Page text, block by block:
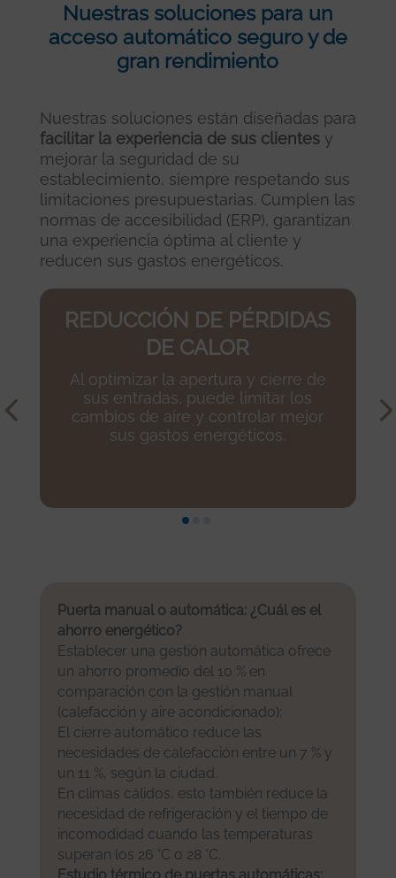
Nuestras soluciones para un
acceso automático seguro y de
gran rendimiento
Nuestras soluciones están diseñadas para
facilitar la experiencia de sus clientesy
mejorar la seguridad de su
establecimiento, siempre respetando sus
limitaciones presupuestarias. Cumplen las
normas de accesibilidad (ERP), garantizan
una experiencia óptima al cliente y
reducen sus gastos energéticos.
REDUCCIÓN DE PÉRDIDAS
DE CALOR
Al optimizar la apertura y cierre de
sus entradas, puede limitar los
cambios de aire y controlar mejor
sus gastos energéticos.
Puerta manual o automática: ¿Cuál es el
ahorro energético?
Establecer una gestión automática ofrece
un ahorro promedio del 10 % en
comparación con la gestión manual
(calefacción y aire acondicionado):
El cierre automático reduce las
necesidades de calefacción entre un 7 % y
un 11 %, según la ciudad.
En climas cálidos, esto también reduce la
necesidad de refrigeración y el tiempo de
incomodidad cuando las temperaturas
superan los 26 °C o 28 °C.